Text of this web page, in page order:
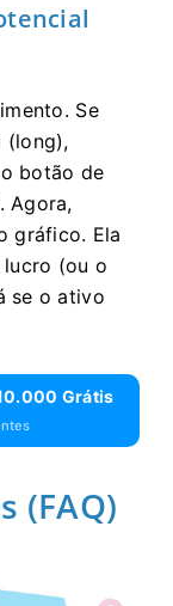
Se
(long),
botão de
Agora,
gráfico. Ela
(ou o
se o ativo
Grátis
(FAQ)